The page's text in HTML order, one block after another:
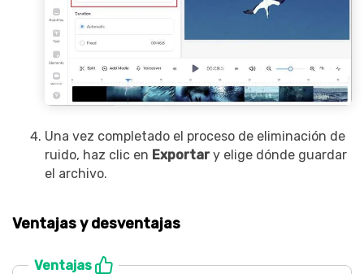
Una vez completado el proceso de eliminación de
ruido, haz clic en Exportary elige dónde guardar
el archivo.
Ventajas y desventajas
Ventajas